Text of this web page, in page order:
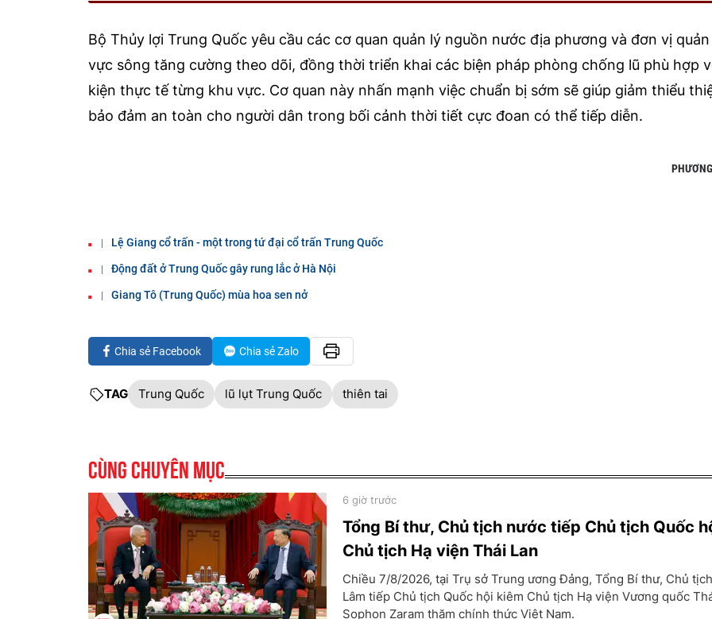
Bộ Thủy lợi Trung Quốc yêu cầu các cơ quan quản lý nguồn nước địa phương và đơn vị quản
vực sông tăng cường theo dõi, đồng thời triển khai các biện pháp phòng chống lũ phù hợp
kiện thực tế từng khu vực. Cơ quan này nhấn mạnh việc chuẩn bị sớm sẽ giúp giảm thiểu
bảo đảm an toàn cho người dân trong bối cảnh thời tiết cực đoan có thể tiếp diễn.
Lệ Giang cổ trấn - một trong tứ đại cổ trấn Trung Quốc
Động đất ở Trung Quốc gây rung lắc ở Hà Nội
Giang Tô (Trung Quốc) mùa hoa sen nở
Chia sẻ Facebook Chia sẻ Zalo
TAG Trung Quốc lũ lụt Trung Quốc thiên tai
Cùng chuyên mục
Tổng Bí thư, Chủ tịch nước tiếp Chủ tịch Quốc
Chủ tịch Hạ viện Thái Lan
6 giờ trước
Chiều 7/8/2026, tại Trụ sở Trung ương Đảng, Tổng Bí thư, Chủ
Lâm tiếp Chủ tịch Quốc hội kiêm Chủ tịch Hạ viện Vương quốc
Sophon Zaram thăm chính thức Việt Nam.